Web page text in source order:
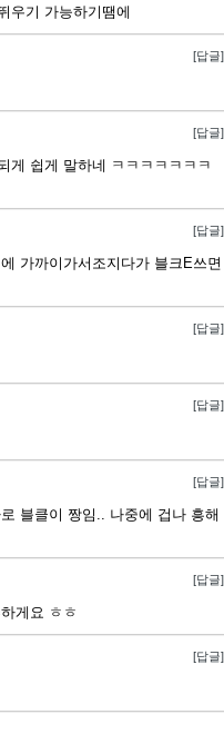
우기 가능하기땜에
[답글]
[답글]
게 쉽게 말하네 ㅋㅋㅋㅋㅋㅋㅋ
[답글]
가까이가서조지다가 블크E쓰면
[답글]
[답글]
[답글]
블클이 짱임.. 나중에 겁나 흥해
[답글]
게요 ㅎㅎ
[답글]